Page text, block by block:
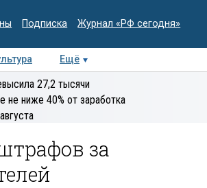
Подписка Журнал «РФ сегодня»
Ещё
Колумнисты
27,2 тысячи
не ниже 40% от заработка
за